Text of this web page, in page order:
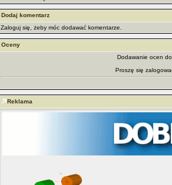
Dodaj komentarz
Zaloguj się, żeby móc dodawać komentarze.
Oceny
Dodawanie ocen
Proszę się
Reklama